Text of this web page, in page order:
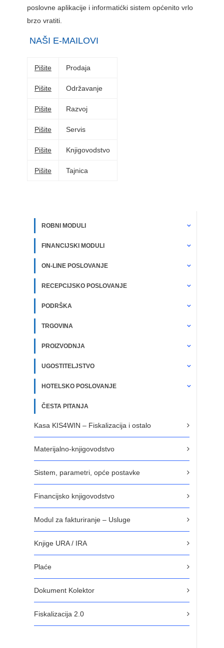
ROBNI MODULI
FINANCIJSKI MODULI
ON-LINE POSLOVANJE
RECEPCIJSKO POSLOVANJE
PODRŠKA
TRGOVINA
PROIZVODNJA
UGOSTITELJSTVO
HOTELSKO POSLOVANJE
ČESTA PITANJA
Kasa KIS4WIN – Fiskalizacija i ostalo
Materijalno-knjigovodstvo
Sistem, parametri, opće postavke
Financijsko knjigovodstvo
Modul za fakturiranje – Usluge
Knjige URA / IRA
Plaće
Dokument Kolektor
Fiskalizacija 2.0
poslovne aplikacije i informatićki sistem općenito vrlo
brzo vratiti.
NAŠI E-MAILOVI
Pišite Prodaja
Pišite Održavanje
Pišite Razvoj
Pišite Servis
Pišite Knjigovodstvo
Pišite Tajnica